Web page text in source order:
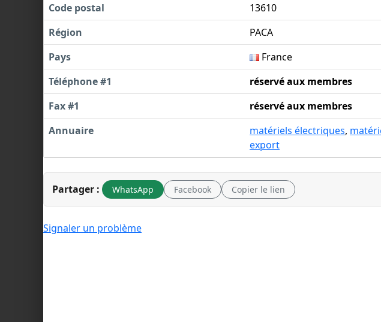
Code postal
13610
Région
PACA
Pays
France
Téléphone #1
réservé aux membres
Fax #1
réservé aux membres
Annuaire
matériels électriques,
export
Partager : WhatsApp Facebook Copier le lien
Signaler un problème